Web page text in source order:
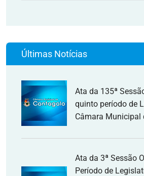
Últimas Notícias
Ata da 135ª
quinto período de
Câmara Municipal
Ata da 3ª Sessão
Período de